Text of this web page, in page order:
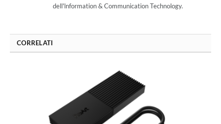
dell'lnformation & Communication Technology.
CORRELATI